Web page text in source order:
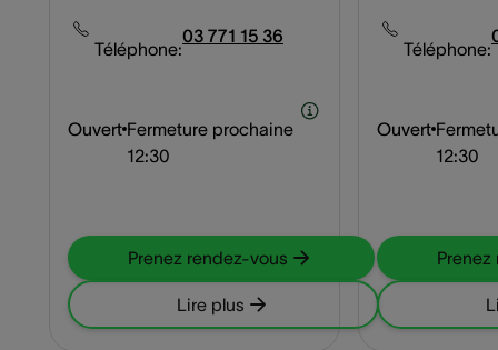
Téléphone:
03 771 15 36
Ouvert Fermeture prochaine
12:30
Prenez rendez-vous
Lire plus
Téléphone:
Ouvert
12:30